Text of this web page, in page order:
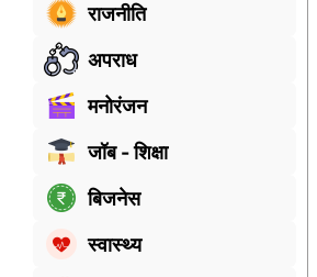
राजनीति
अपराध
मनोरंजन
जॉब - शिक्षा
बिजनेस
स्वास्थ्य